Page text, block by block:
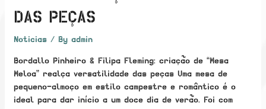
DAS PEÇAS
Noticias / Byadmin
Bordallo Pinheiro & Filipa Fleming: criação de “Mesa
Meloa” realça versatilidade das peças Uma mesa de
pequeno-almoço em estilo campestre e romântico é o
ideal para dar início a um doce dia de verão. Foi com